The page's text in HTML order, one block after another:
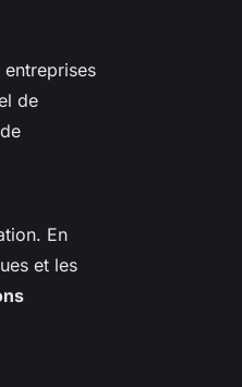
de
En
et les